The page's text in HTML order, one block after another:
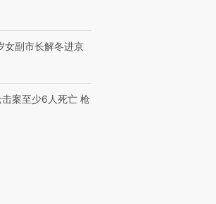
女副市长解冬进京
案至少6人死亡 枪